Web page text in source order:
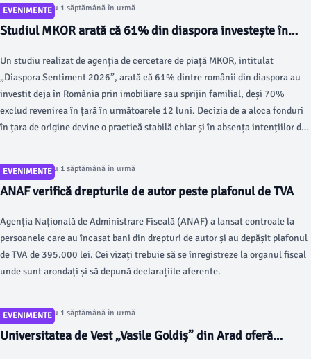
EVENIMENTE
Articol postat cu 1 săptămână în urmă
Studiul MKOR arată că 61% din diaspora investește în
Un studiu realizat de agenția de cercetare de piață MKOR, intitulat
„Diaspora Sentiment 2026”, arată că 61% dintre românii din diaspora au
investit deja în România prin imobiliare sau sprijin familial, deși 70%
exclud revenirea în țară în următoarele 12 luni. Decizia de a aloca fonduri
în țara de origine devine o practică stabilă chiar și în absența intențiilor de
EVENIMENTE
Articol postat cu 1 săptămână în urmă
ANAF verifică drepturile de autor peste plafonul de TVA
Agenția Națională de Administrare Fiscală (ANAF) a lansat controale la
persoanele care au încasat bani din drepturi de autor și au depășit plafonul
de TVA de 395.000 lei. Cei vizați trebuie să se înregistreze la organul fiscal
unde sunt arondați și să depună declarațiile aferente.
EVENIMENTE
Articol postat cu 1 săptămână în urmă
Universitatea de Vest „Vasile Goldiș” din Arad oferă